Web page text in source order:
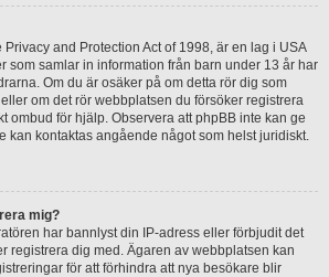
and Protection Act of 1998, är en lag i USA
som samlar in information från barn under 13 år har
Om du är osäker på om detta rör dig som
om det rör webbplatsen du försöker registrera
ombud för hjälp. Observera att phpBB inte kan ge
kan kontaktas angående något som helst juridiskt.
mig?
har bannlyst din IP-adress eller förbjudit det
registrera dig med. Ägaren av webbplatsen kan
för att förhindra att nya besökare blir